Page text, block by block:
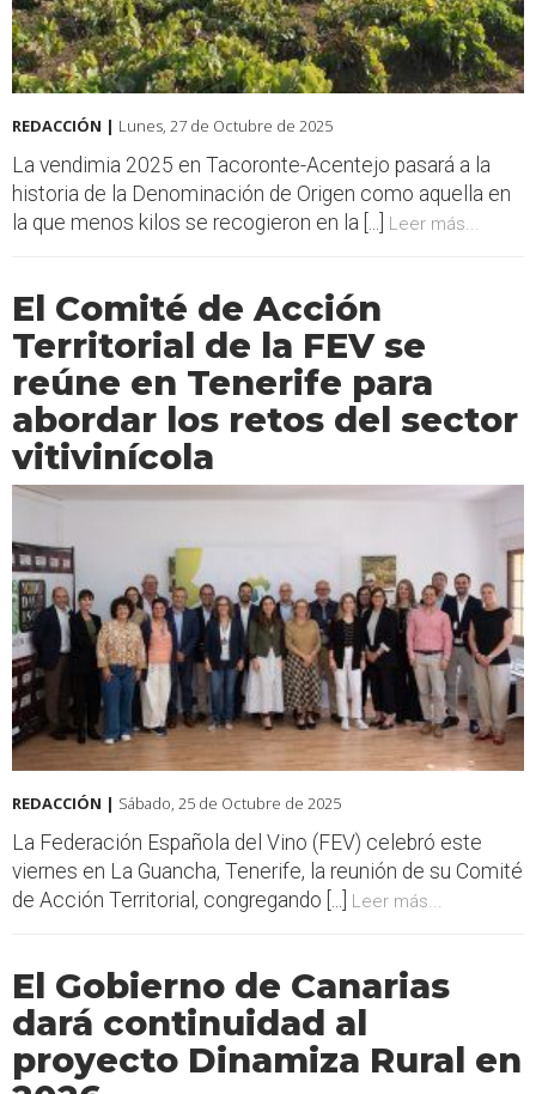
REDACCIÓN | Lunes, 27 de Octubre de 2025
La vendimia 2025 en Tacoronte-Acentejo pasará a la
historia de la Denominación de Origen como aquella en
la que menos kilos se recogieron en la [...]
Leer más...
El Comité de Acción
Territorial de la FEV se
reúne en Tenerife para
abordar los retos del sector
vitivinícola
REDACCIÓN | Sábado, 25 de Octubre de 2025
La Federación Española del Vino (FEV) celebró este
viernes en La Guancha, Tenerife, la reunión de su Comité
de Acción Territorial, congregando [...]
Leer más...
El Gobierno de Canarias
dará continuidad al
proyecto Dinamiza Rural en